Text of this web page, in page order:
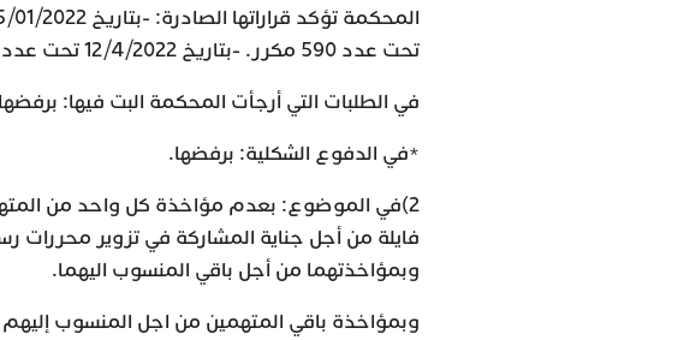
تحت عدد 590 مكرر. -بتاريخ 12/4/2022 تحت عدد 938 مكرر.
في الطلبات التي أرجأت المحكمة البت فيها:
*في الدفوع الشكلية: برفضها.
2)في الموضوع: بعدم مؤاخذة كل واحد من
فايلة من أجل جناية المشاركة في تزوير محررات
وبمؤاخذتهما من أجل باقي المنسوب اليهما.
وبمؤاخذة باقي المتهمين من اجل المنسوب